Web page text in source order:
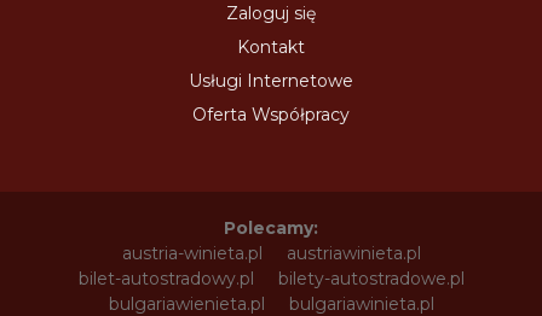
Zaloguj się
Kontakt
Usługi Internetowe
Oferta Współpracy
Polecamy:
austria-winieta.pl
austriawinieta.pl
bilet-autostradowy.pl
bilety-autostradowe.pl
bulgariawienieta.pl
bulgariawinieta.pl